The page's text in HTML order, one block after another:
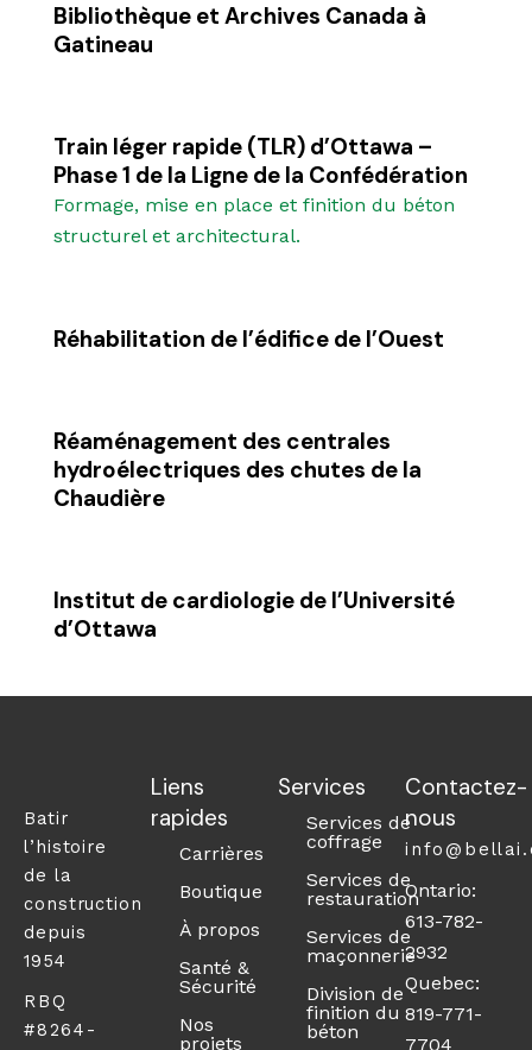
Bibliothèque et Archives Canada à
Gatineau
Train léger rapide (TLR) d’Ottawa –
Phase 1 de la Ligne de la Confédération
Formage, mise en place et finition du béton
structurel et architectural.
Réhabilitation de l’édifice de l’Ouest
Réaménagement des centrales
hydroélectriques des chutes de la
Chaudière
Institut de cardiologie de l’Université
d’Ottawa
Batir
l’histoire
de la
construction
depuis
1954
RBQ
#8264-
Liens
rapides
Carrières
Boutique
À propos
Santé &
Sécurité
Nos
projets
Services
Services de
coffrage
Services de
restauration
Services de
maçonnerie
Division de
finition du
béton
Contactez-
nous
Ontario:
613-782-
2932
Quebec:
819-771-
7704